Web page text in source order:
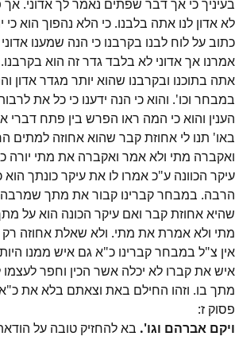
בעיניך כי אך דבר שפתים נאמר לך אדוני. אך
לא אדון לנו אתה בלבנו. כי הלא נהפוך הוא
כתוב על לוח לבנו בקרבנו כי הנה שמענו
אמרנו אך אדוני לא בלבד גדר זה הוא
אתה בתוכנו ובקרבנו שהוא יותר מגדר אדון
במבחר וכו'. והוא כי הנה ידענו כי כל את
הענין והוא כי המה ראו הפרש בין פתח דברי
באו' תנו לי אחוזת קבר שהוא אחוזה למתים
ואקברה מתי ולא אמר ואקברה את מתי יורה
עיקר הכוונה ע"כ אמרו לו את עיקר כונתך
הרבה. במבחר קברינו קבור את מתך
שהיא אחוזת קבר ואם עיקר הכונה הוא על
מתי ולא אמרת את מתי. ולא שאלת אחוזה רק
אין צ"ל במבחר קברינו כ"א גם איש ממנו
איש את קברו לא יכלה אשר הכין וחפר
מתך בו. וזהו החילם באת וצאתם בלא את
פסוק ז:
ויקם אברהם וגו'. בא להחזיק טובה על